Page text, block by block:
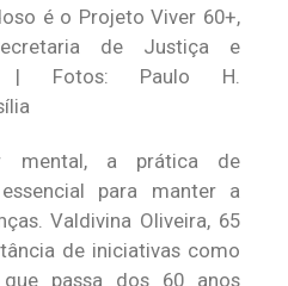
é o Projeto Viver 60+,
de Justiça e
| Fotos: Paulo H.
mental, a prática de
para manter a
Valdivina Oliveira, 65
de iniciativas como
passa dos 60 anos